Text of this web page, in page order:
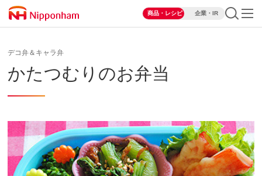
商品・レシピ 企業・IR
デコ弁＆キャラ弁
かたつむりのお弁当